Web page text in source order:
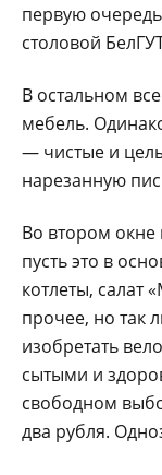
первую
столовой
В остальном
мебель.
— чистые и
нарезанную
Во втором
пусть это в
котлеты, салат
прочее, но так
изобретать
сытыми и
свободном
два рубля.